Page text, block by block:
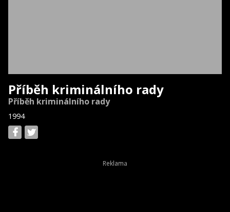
Příběh kriminálního rady
Příběh kriminálního rady
1994